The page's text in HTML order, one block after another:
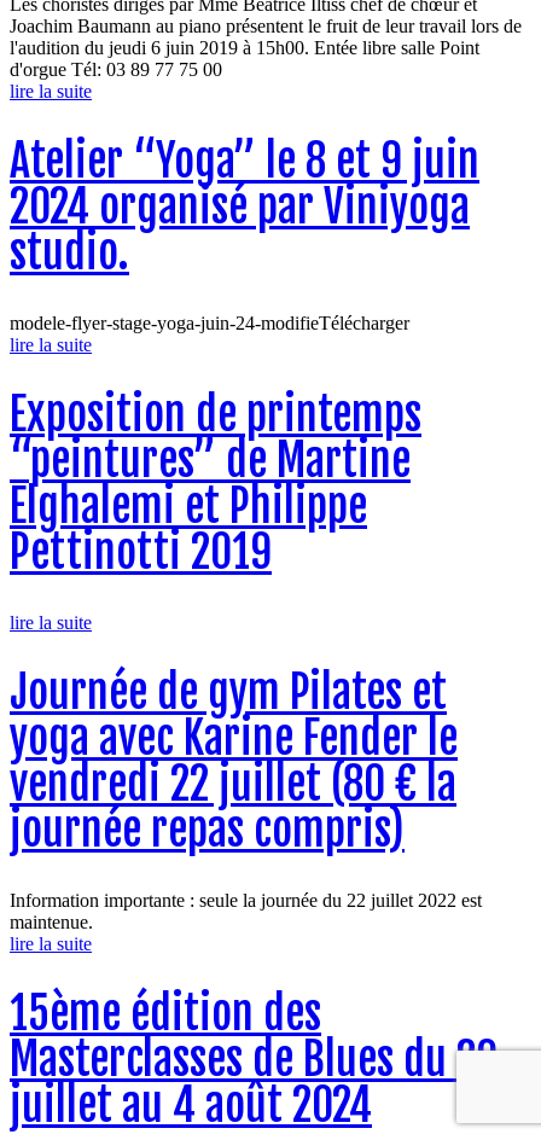
Les choristes dirigés par Mme Béatrice Iltiss chef de chœur et
Joachim Baumann au piano présentent le fruit de leur travail lors de
l'audition du jeudi 6 juin 2019 à 15h00. Entée libre salle Point
d'orgue Tél: 03 89 77 75 00
lire la suite
Atelier “Yoga” le 8 et 9 juin
2024 organisé par Viniyoga
studio.
modele-flyer-stage-yoga-juin-24-modifieTélécharger
lire la suite
Exposition de printemps
“peintures” de Martine
Elghalemi et Philippe
Pettinotti 2019
lire la suite
Journée de gym Pilates et
yoga avec Karine Fender le
vendredi 22 juillet (80 € la
journée repas compris)
Information importante : seule la journée du 22 juillet 2022 est
maintenue.
lire la suite
15ème édition des
Masterclasses de Blues du 29
juillet au 4 août 2024